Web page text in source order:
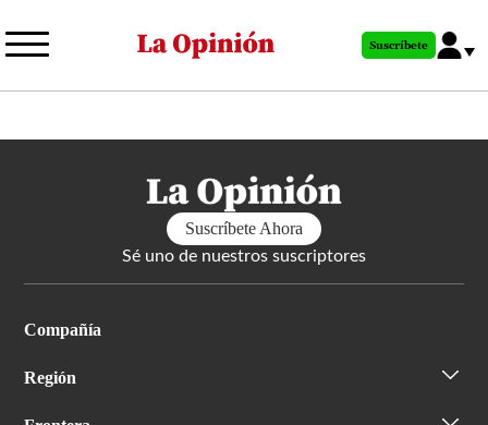
al
principal
Suscríbete
Suscríbete Ahora
Sé uno de nuestros suscriptores
Compañía
Región